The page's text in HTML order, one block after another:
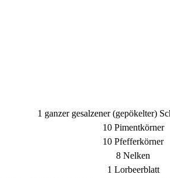
1 ganzer gesalzener (gepökelter)
10 Pimentkörner
10 Pfefferkörner
8 Nelken
1 Lorbeerblatt